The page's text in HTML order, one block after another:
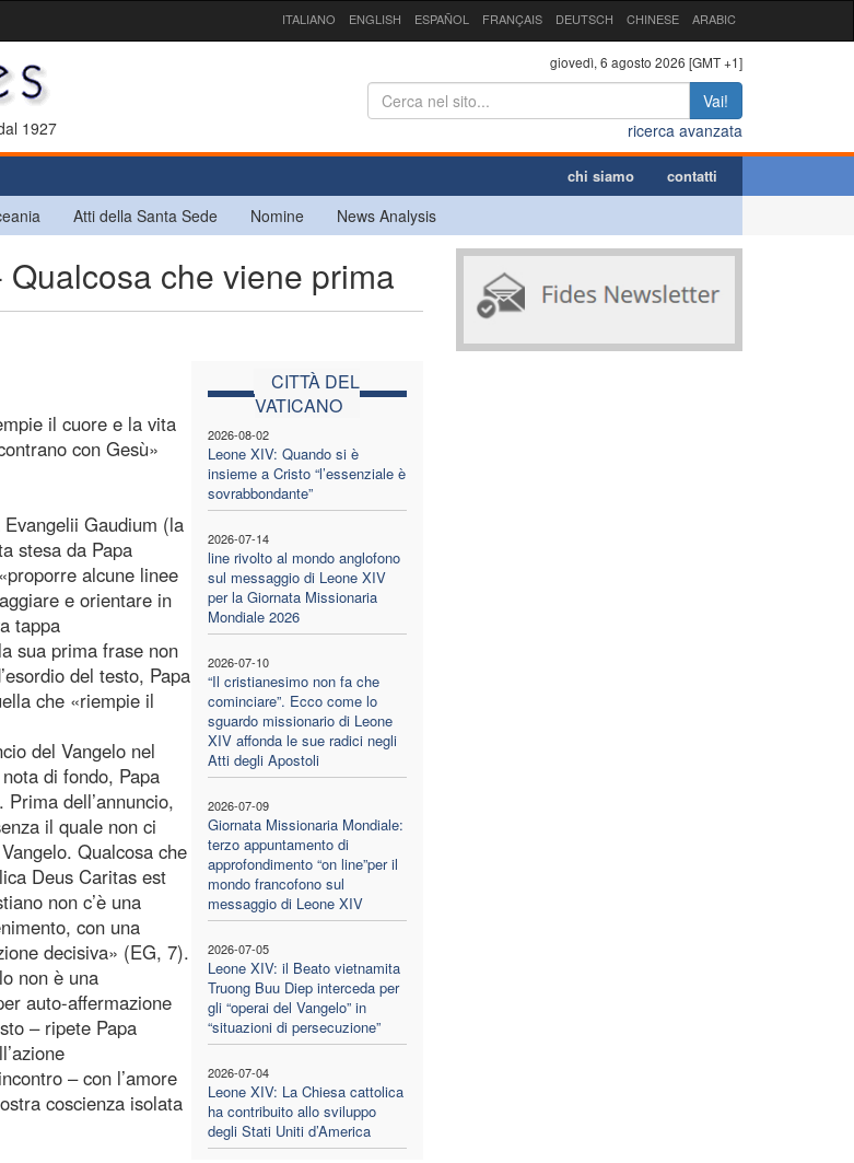
ITALIANO ENGLISH ESPAÑOL FRANÇAIS DEUTSCH CHINESE ARABIC
1927
giovedì, 6 agosto 2026 [GMT +1]
Vai!
ricerca avanzata
chi siamo contatti
Atti della Santa Sede Nomine News Analysis
che viene prima
CITTÀ DEL
VATICANO
2026-08-02
Leone XIV: Quando si è
insieme a Cristo “l’essenziale è
sovrabbondante”
2026-07-14
line rivolto al mondo anglofono
sul messaggio di Leone XIV
per la Giornata Missionaria
Mondiale 2026
2026-07-10
“Il cristianesimo non fa che
cominciare”. Ecco come lo
sguardo missionario di Leone
XIV affonda le sue radici negli
Atti degli Apostoli
2026-07-09
Giornata Missionaria Mondiale:
terzo appuntamento di
approfondimento “on line”per il
mondo francofono sul
messaggio di Leone XIV
2026-07-05
Leone XIV: il Beato vietnamita
Truong Buu Diep interceda per
gli “operai del Vangelo” in
“situazioni di persecuzione”
2026-07-04
Leone XIV: La Chiesa cattolica
ha contribuito allo sviluppo
degli Stati Uniti d’America
il cuore e la vita
con Gesù»
Evangelii Gaudium (la
stesa da Papa
alcune linee
e orientare in
tappa
sua prima frase non
del testo, Papa
che «riempie il
del Vangelo nel
di fondo, Papa
dell’annuncio,
il quale non ci
Qualcosa che
Deus Caritas est
non c’è una
con una
decisiva» (EG, 7).
non è una
auto-affermazione
– ripete Papa
– con l’amore
coscienza isolata